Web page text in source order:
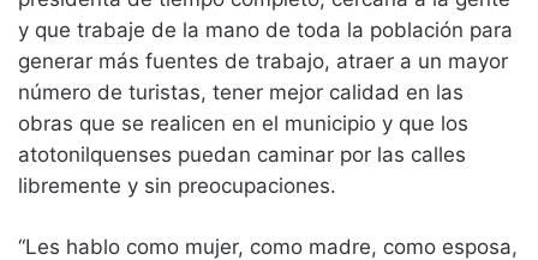
y que trabaje de la mano de toda la población para
generar más fuentes de trabajo, atraer a un mayor
número de turistas, tener mejor calidad en las
obras que se realicen en el municipio y que los
atotonilquenses puedan caminar por las calles
libremente y sin preocupaciones.
“Les hablo como mujer, como madre, como esposa,